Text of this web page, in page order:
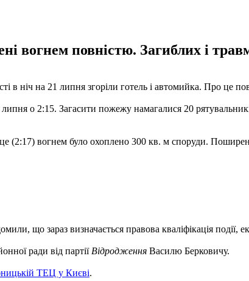
вогнем повністю. Загиблих і
в ніч на 21 липня згоріли готель і автомийка. Про це
о 2:15. Загасити пожежу намагалися 20
(2:17) вогнем було охоплено 300 кв. м споруди.
що зараз визначається правова кваліфікація події,
ради від партії Відродження Василю Берковичу.
ТЕЦ у Києві.